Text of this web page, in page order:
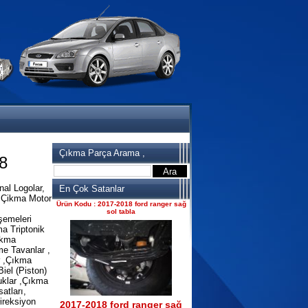
Logolar,
Motor
Triptonik
Tavanlar ,
(Piston)
,Çıkma
Çıkma Parça Arama ,
En Çok Satanlar
2017-2018 ford ranger 2.2
komple motor
Ürün Kodu : 2017-2018 ford ranger
dirksiyon simidi
2017-2018 ford ranger
dirksiyon simidi
Ürün Kodu : 2017-2018 ford ranger sağ
sol tabla
2017-2018 ford ranger sağ